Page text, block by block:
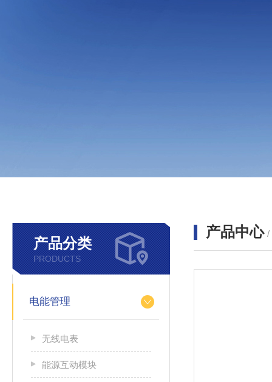
产品分类
PRODUCTS
电能管理
无线电表
能源互动模块
产品中心 /